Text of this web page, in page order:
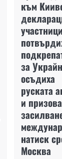
към
за
осъдиха
руската
и
натиск
Москва